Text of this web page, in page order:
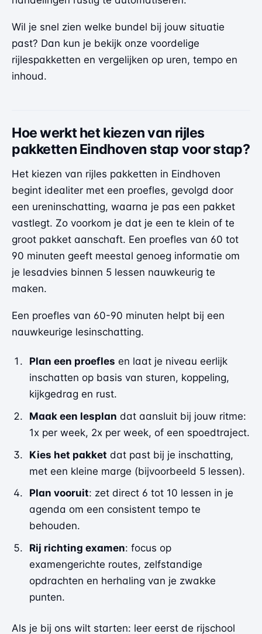
Wil je snel zien welke bundel bij jouw situatie
past? Dan kun je bekijk onze voordelige
rijlespakketten en vergelijken op uren, tempo en
inhoud.
Hoe werkt het kiezen van rijles
pakketten Eindhoven stap voor stap?
Het kiezen van rijles pakketten in Eindhoven
begint idealiter met een proefles, gevolgd door
een ureninschatting, waarna je pas een pakket
vastlegt. Zo voorkom je dat je een te klein of te
groot pakket aanschaft. Een proefles van 60 tot
90 minuten geeft meestal genoeg informatie om
je lesadvies binnen 5 lessen nauwkeurig te
maken.
Een proefles van 60-90 minuten helpt bij een
nauwkeurige lesinschatting.
Plan een proefles en laat je niveau eerlijk
inschatten op basis van sturen, koppeling,
kijkgedrag en rust.
Maak een lesplan dat aansluit bij jouw ritme:
1x per week, 2x per week, of een spoedtraject.
Kies het pakket dat past bij je inschatting,
met een kleine marge (bijvoorbeeld 5 lessen).
Plan vooruit: zet direct 6 tot 10 lessen in je
agenda om een consistent tempo te
behouden.
Rij richting examen: focus op
examengerichte routes, zelfstandige
opdrachten en herhaling van je zwakke
punten.
Als je bij ons wilt starten: leer eerst de rijschool